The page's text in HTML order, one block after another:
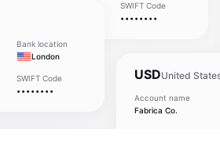
SWIFT Code
••••••••
Bank location
London
SWIFT Code
••••••••
USDUnited
Account name
Fabrica Co.